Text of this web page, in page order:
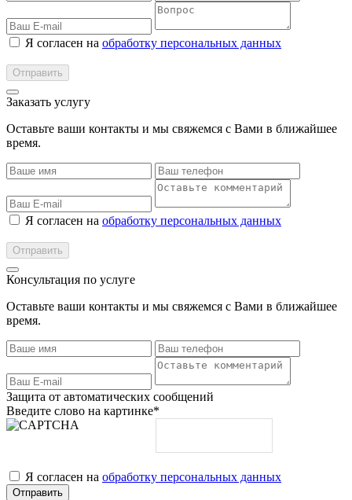
Я согласен на обработку персональных данных
Заказать услугу
Оставьте ваши контакты и мы свяжемся с Вами в ближайшее
время.
Я согласен на обработку персональных данных
Консультация по услуге
Оставьте ваши контакты и мы свяжемся с Вами в ближайшее
время.
Защита от автоматических сообщений
Введите слово на картинке*
Я согласен на обработку персональных данных